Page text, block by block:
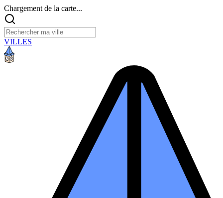
Chargement de la carte...
VILLES